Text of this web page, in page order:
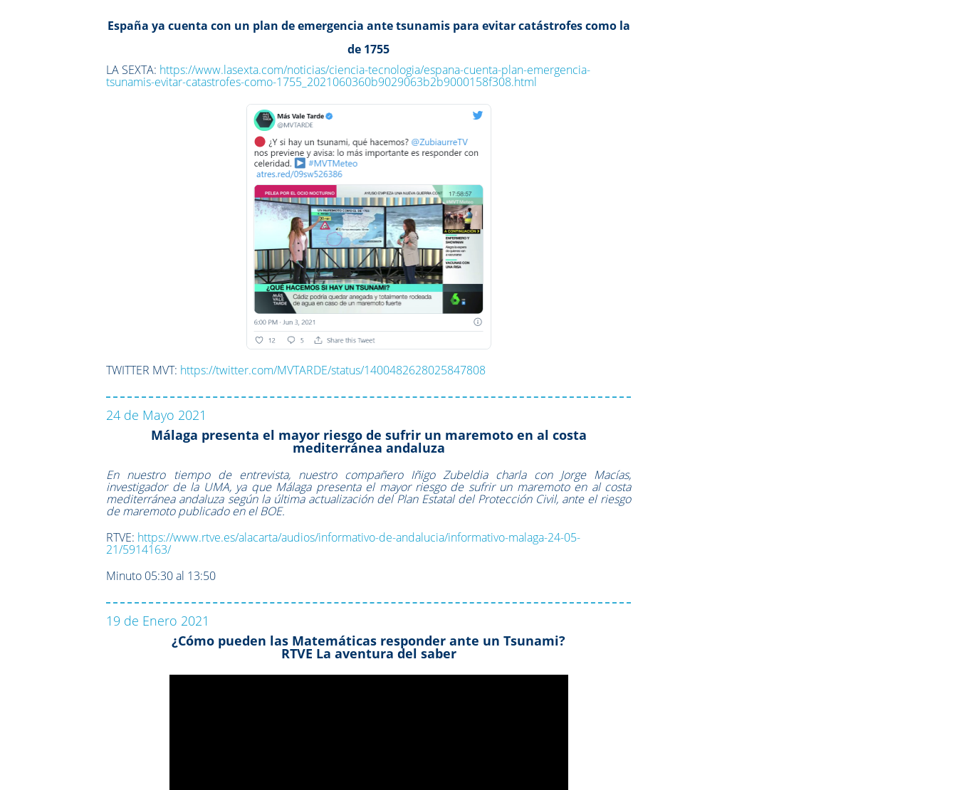
España ya cuenta con un plan de emergencia ante tsunamis para evitar catástrofes como la
de 1755
LA SEXTA: https://www.lasexta.com/noticias/ciencia-tecnologia/espana-cuenta-plan-emergencia-
tsunamis-evitar-catastrofes-como-1755_2021060360b9029063b2b9000158f308.html
TWITTER MVT: https://twitter.com/MVTARDE/status/1400482628025847808
24 de Mayo 2021
Málaga presenta el mayor riesgo de sufrir un maremoto en al costa
mediterránea andaluza
En nuestro tiempo de entrevista, nuestro compañero Iñigo Zubeldia charla con Jorge Macías,
investigador de la UMA, ya que Málaga presenta el mayor riesgo de sufrir un maremoto en al costa
mediterránea andaluza según la última actualización del Plan Estatal del Protección Civil, ante el riesgo
de maremoto publicado en el BOE.
RTVE: https://www.rtve.es/alacarta/audios/informativo-de-andalucia/informativo-malaga-24-05-
21/5914163/
Minuto 05:30 al 13:50
19 de Enero 2021
¿Cómo pueden las Matemáticas responder ante un Tsunami?
RTVE La aventura del saber